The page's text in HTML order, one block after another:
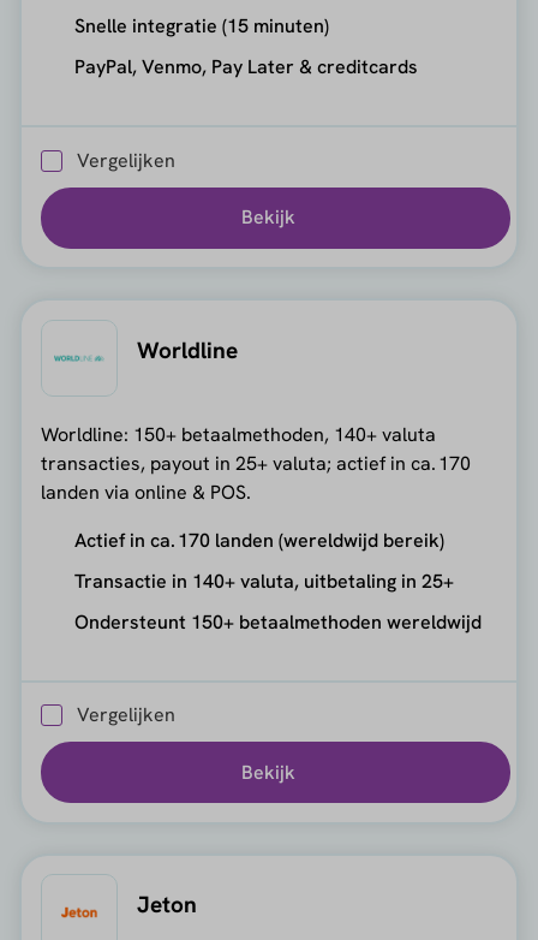
Snelle integratie (15 minuten)
PayPal, Venmo, Pay Later & creditcards
Vergelijken
Bekijk
Worldline
Worldline: 150+ betaalmethoden, 140+ valuta
transacties, payout in 25+ valuta; actief in ca. 170
landen via online & POS.
Actief in ca. 170 landen (wereldwijd bereik)
Transactie in 140+ valuta, uitbetaling in 25+
Ondersteunt 150+ betaalmethoden wereldwijd
Vergelijken
Bekijk
Jeton